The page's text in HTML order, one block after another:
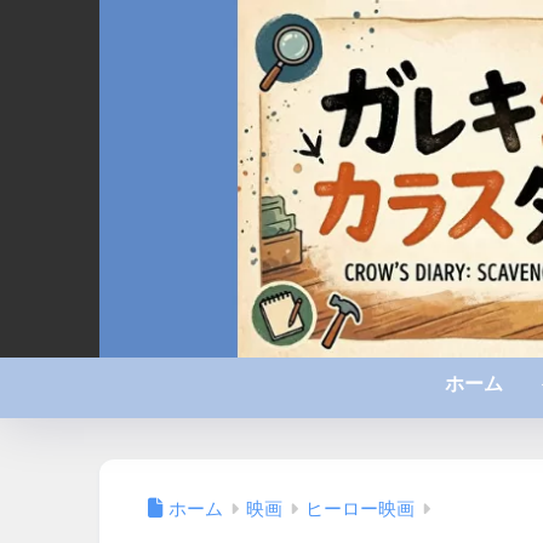
ホーム
ホーム 映画 ヒーロー映画